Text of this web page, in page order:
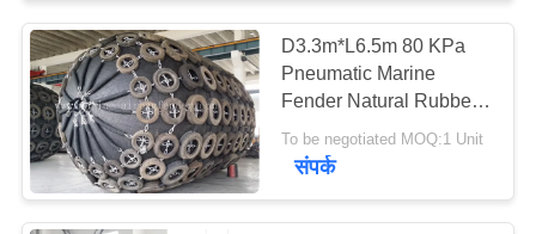
D3.3m*L6.5m 80 KPa
Pneumatic Marine
Fender Natural Rubber
For Ocean Platforms
To be negotiated MOQ:1 Unit
संपर्क